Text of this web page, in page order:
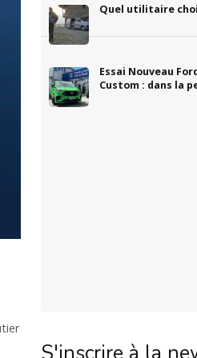
Quel utilitaire
Essai Nouveau
Custom : dans la